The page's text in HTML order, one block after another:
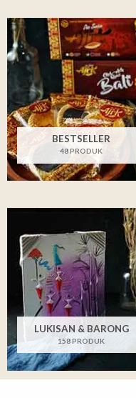
BESTSELLER
48 PRODUK
LUKISAN & BARONG
158 PRODUK